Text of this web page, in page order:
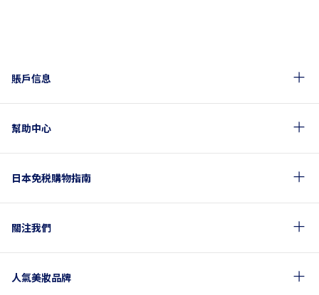
賬戶信息
幫助中心
日本免税購物指南
關注我們
人氣美妝品牌